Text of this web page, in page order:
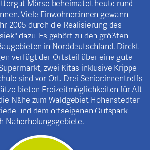
Mörse beheimatet heute rund
Viele Einwohner:innen gewann
2005 durch die Realisierung des
dazu. Es gehört zu den größten
in Norddeutschland. Direkt
verfügt der Ortsteil über eine gute
zwei Kitas inklusive Krippe
sind vor Ort. Drei Senior:innentreffs
bieten Freizeitmöglichkeiten für Alt
Nähe zum Waldgebiet Hohenstedter
und dem ortseigenen Gutspark
Naherholungsgebiete.